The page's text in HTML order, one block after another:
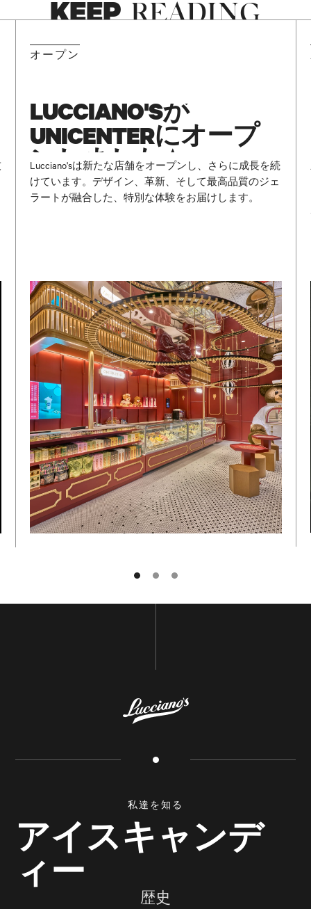
申し込む
KEEP READING
オープン
LUCCIANO'Sが
UNICENTERにオープ
ンしました ✨
Lucciano'sは新たな店舗をオープンし、さらに成長を続
けています。デザイン、革新、そして最高品質のジェ
ラートが融合した、特別な体験をお届けします。
歴史
私達を知る
アイスキャンデ
ィー